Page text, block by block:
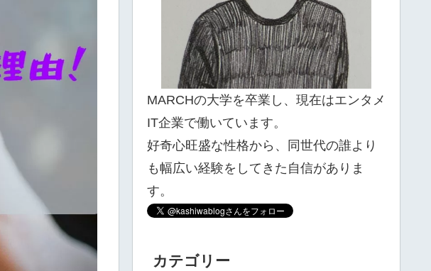
MARCHの大学を卒業し、現在はエンタメ
IT企業で働いています。
好奇心旺盛な性格から、同世代の誰より
も幅広い経験をしてきた自信がありま
す。
カテゴリー